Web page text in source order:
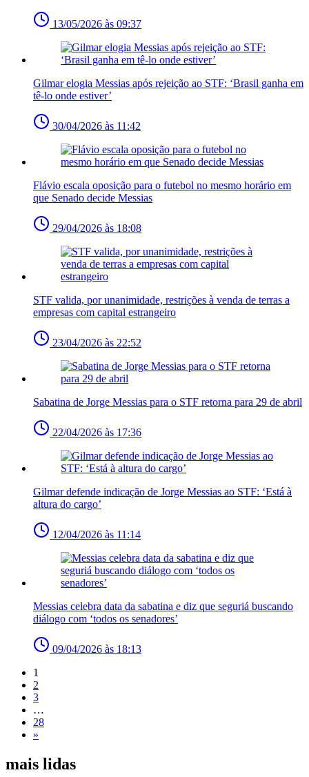
13/05/2026 às 09:37
Gilmar elogia Messias após rejeição ao STF: ‘Brasil ganha em
tê-lo onde estiver’
30/04/2026 às 11:42
Flávio escala oposição para o futebol no mesmo horário em
que Senado decide Messias
29/04/2026 às 18:08
STF valida, por unanimidade, restrições à venda de terras a
empresas com capital estrangeiro
23/04/2026 às 22:52
Sabatina de Jorge Messias para o STF retorna para 29 de abril
22/04/2026 às 17:36
Gilmar defende indicação de Jorge Messias ao STF: ‘Está à
altura do cargo’
12/04/2026 às 11:14
Messias celebra data da sabatina e diz que seguriá buscando
diálogo com ‘todos os senadores’
09/04/2026 às 18:13
1
2
3
…
28
»
mais lidas